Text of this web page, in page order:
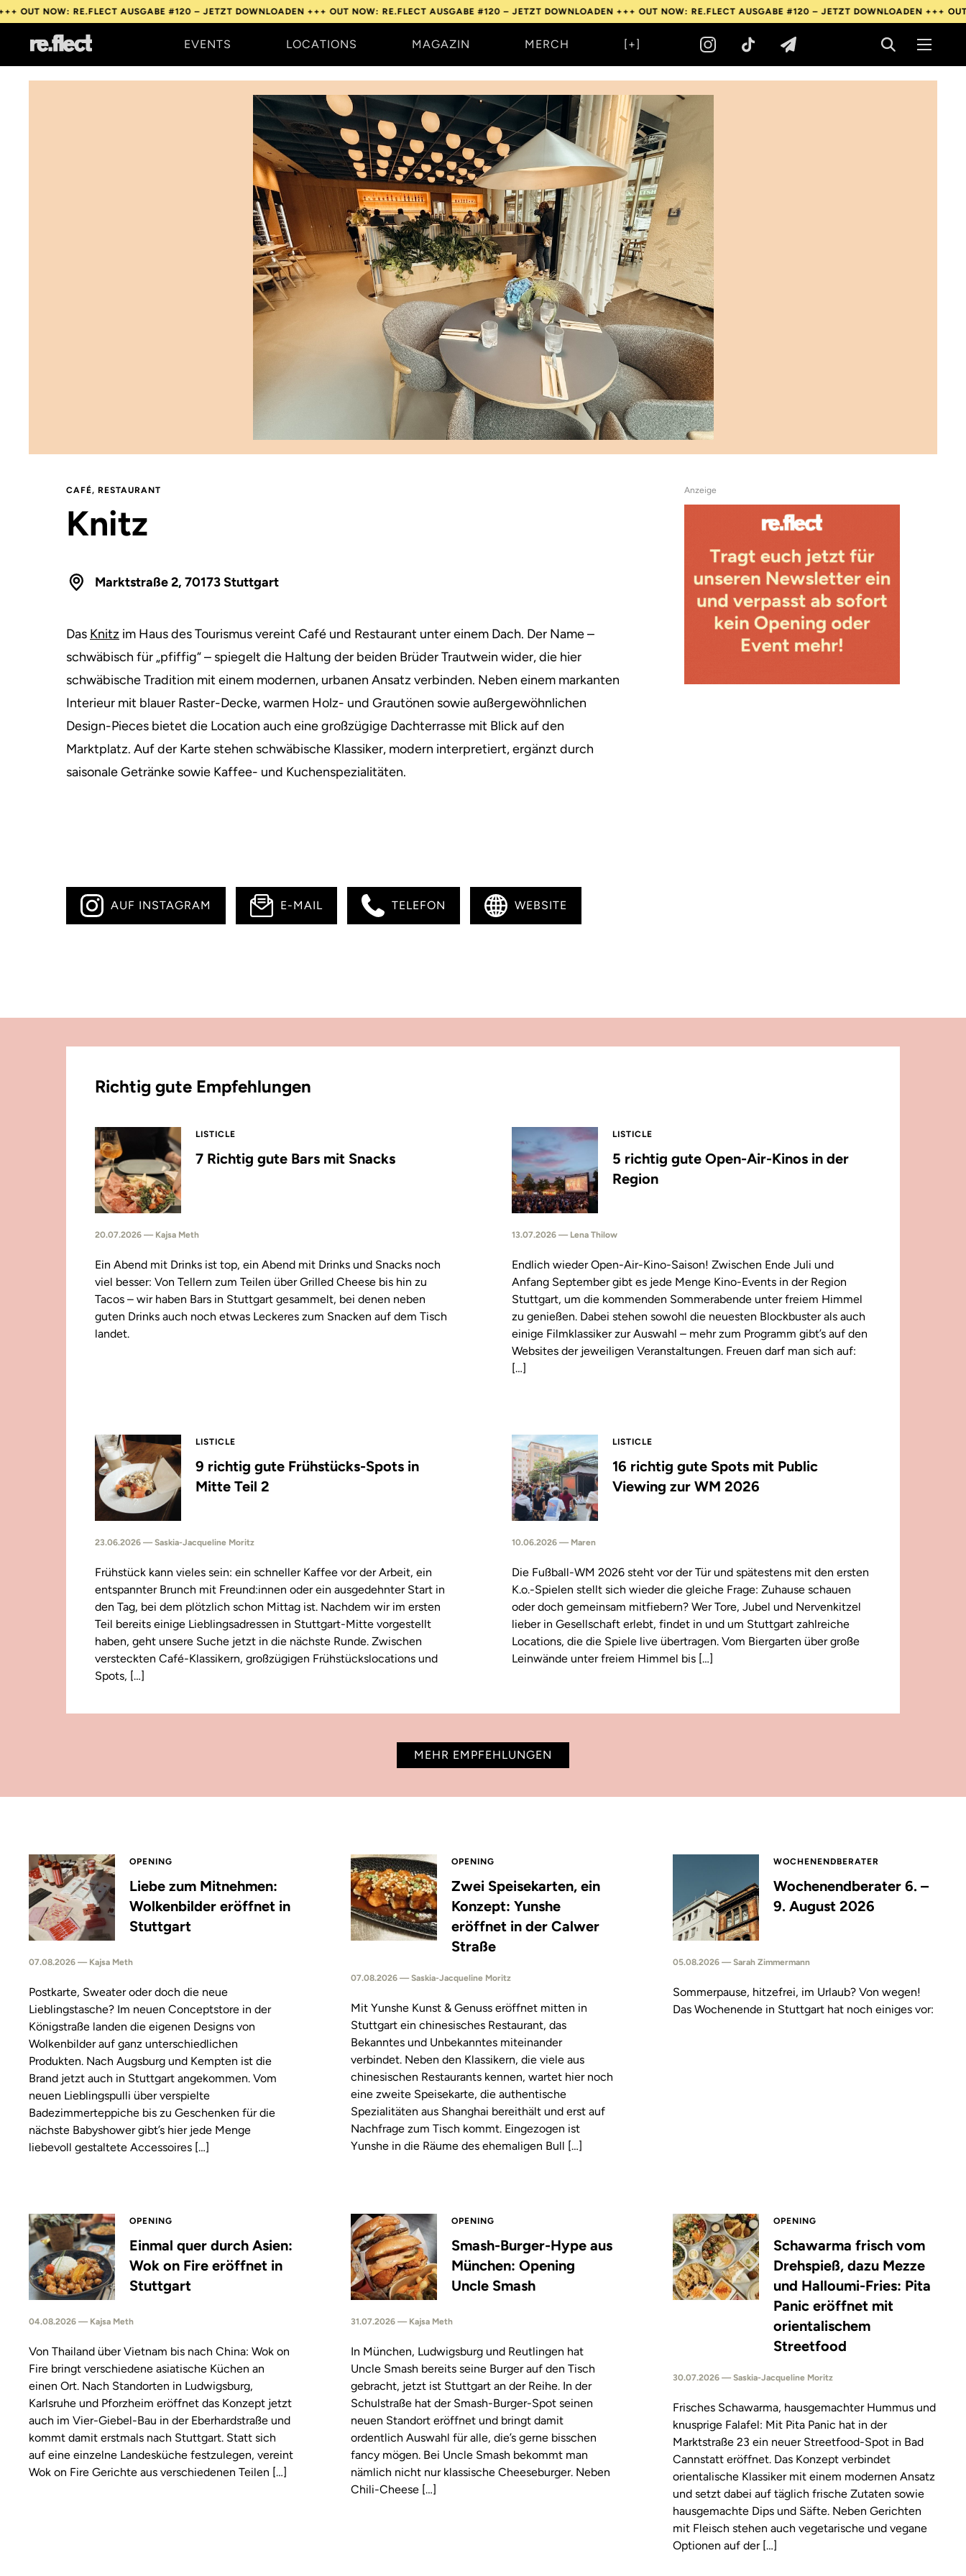
RE.FLECT AUSGABE #120 – JETZT DOWNLOADEN +++OUT NOW: RE.FLECT AUSGABE #120 – JETZT DOWNLOADEN +++OUT NOW: RE.FLECT AUSGABE #120 – JETZT DOWNLOADEN +++OUT NOW:
EVENTS LOCATIONS MAGAZIN MERCH [+]
CAFÉ, RESTAURANT
Knitz
Marktstraße 2, 70173 Stuttgart
Das Knitz im Haus des Tourismus vereint Café und Restaurant unter einem Dach. Der Name –
schwäbisch für „pfiffig“ – spiegelt die Haltung der beiden Brüder Trautwein wider, die hier
schwäbische Tradition mit einem modernen, urbanen Ansatz verbinden. Neben einem markanten
Interieur mit blauer Raster-Decke, warmen Holz- und Grautönen sowie außergewöhnlichen
Design-Pieces bietet die Location auch eine großzügige Dachterrasse mit Blick auf den
Marktplatz. Auf der Karte stehen schwäbische Klassiker, modern interpretiert, ergänzt durch
saisonale Getränke sowie Kaffee- und Kuchenspezialitäten.
AUF INSTAGRAM E-MAIL TELEFON WEBSITE
Anzeige
Richtig gute Empfehlungen
LISTICLE
7 Richtig gute Bars mit Snacks
20.07.2026 — Kajsa Meth
Ein Abend mit Drinks ist top, ein Abend mit Drinks und Snacks noch
viel besser: Von Tellern zum Teilen über Grilled Cheese bis hin zu
Tacos – wir haben Bars in Stuttgart gesammelt, bei denen neben
guten Drinks auch noch etwas Leckeres zum Snacken auf dem Tisch
landet.
LISTICLE
5 richtig gute Open-Air-Kinos in der
Region
13.07.2026 — Lena Thilow
Endlich wieder Open-Air-Kino-Saison! Zwischen Ende Juli und
Anfang September gibt es jede Menge Kino-Events in der Region
Stuttgart, um die kommenden Sommerabende unter freiem Himmel
zu genießen. Dabei stehen sowohl die neuesten Blockbuster als auch
einige Filmklassiker zur Auswahl – mehr zum Programm gibt’s auf den
Websites der jeweiligen Veranstaltungen. Freuen darf man sich auf:
[…]
LISTICLE
9 richtig gute Frühstücks-Spots in
Mitte Teil 2
23.06.2026 — Saskia-Jacqueline Moritz
Frühstück kann vieles sein: ein schneller Kaffee vor der Arbeit, ein
entspannter Brunch mit Freund:innen oder ein ausgedehnter Start in
den Tag, bei dem plötzlich schon Mittag ist. Nachdem wir im ersten
Teil bereits einige Lieblingsadressen in Stuttgart-Mitte vorgestellt
haben, geht unsere Suche jetzt in die nächste Runde. Zwischen
versteckten Café-Klassikern, großzügigen Frühstückslocations und
Spots, […]
LISTICLE
16 richtig gute Spots mit Public
Viewing zur WM 2026
10.06.2026 — Maren
Die Fußball-WM 2026 steht vor der Tür und spätestens mit den ersten
K.o.-Spielen stellt sich wieder die gleiche Frage: Zuhause schauen
oder doch gemeinsam mitfiebern? Wer Tore, Jubel und Nervenkitzel
lieber in Gesellschaft erlebt, findet in und um Stuttgart zahlreiche
Locations, die die Spiele live übertragen. Vom Biergarten über große
Leinwände unter freiem Himmel bis […]
MEHR EMPFEHLUNGEN
OPENING
Liebe zum Mitnehmen:
Wolkenbilder eröffnet in
Stuttgart
07.08.2026 — Kajsa Meth
Postkarte, Sweater oder doch die neue
Lieblingstasche? Im neuen Conceptstore in der
Königstraße landen die eigenen Designs von
Wolkenbilder auf ganz unterschiedlichen
Produkten. Nach Augsburg und Kempten ist die
Brand jetzt auch in Stuttgart angekommen. Vom
neuen Lieblingspulli über verspielte
Badezimmerteppiche bis zu Geschenken für die
nächste Babyshower gibt’s hier jede Menge
liebevoll gestaltete Accessoires […]
OPENING
Zwei Speisekarten, ein
Konzept: Yunshe
eröffnet in der Calwer
Straße
07.08.2026 — Saskia-Jacqueline Moritz
Mit Yunshe Kunst & Genuss eröffnet mitten in
Stuttgart ein chinesisches Restaurant, das
Bekanntes und Unbekanntes miteinander
verbindet. Neben den Klassikern, die viele aus
chinesischen Restaurants kennen, wartet hier noch
eine zweite Speisekarte, die authentische
Spezialitäten aus Shanghai bereithält und erst auf
Nachfrage zum Tisch kommt. Eingezogen ist
Yunshe in die Räume des ehemaligen Bull […]
WOCHENENDBERATER
Wochenendberater 6. –
9. August 2026
05.08.2026 — Sarah Zimmermann
Sommerpause, hitzefrei, im Urlaub? Von wegen!
Das Wochenende in Stuttgart hat noch einiges vor:
OPENING
Einmal quer durch Asien:
Wok on Fire eröffnet in
Stuttgart
04.08.2026 — Kajsa Meth
Von Thailand über Vietnam bis nach China: Wok on
Fire bringt verschiedene asiatische Küchen an
einen Ort. Nach Standorten in Ludwigsburg,
Karlsruhe und Pforzheim eröffnet das Konzept jetzt
auch im Vier-Giebel-Bau in der Eberhardstraße und
kommt damit erstmals nach Stuttgart. Statt sich
auf eine einzelne Landesküche festzulegen, vereint
Wok on Fire Gerichte aus verschiedenen Teilen […]
OPENING
Smash-Burger-Hype aus
München: Opening
Uncle Smash
31.07.2026 — Kajsa Meth
In München, Ludwigsburg und Reutlingen hat
Uncle Smash bereits seine Burger auf den Tisch
gebracht, jetzt ist Stuttgart an der Reihe. In der
Schulstraße hat der Smash-Burger-Spot seinen
neuen Standort eröffnet und bringt damit
ordentlich Auswahl für alle, die’s gerne bisschen
fancy mögen. Bei Uncle Smash bekommt man
nämlich nicht nur klassische Cheeseburger. Neben
Chili-Cheese […]
OPENING
Schawarma frisch vom
Drehspieß, dazu Mezze
und Halloumi-Fries: Pita
Panic eröffnet mit
orientalischem
Streetfood
30.07.2026 — Saskia-Jacqueline Moritz
Frisches Schawarma, hausgemachter Hummus und
knusprige Falafel: Mit Pita Panic hat in der
Marktstraße 23 ein neuer Streetfood-Spot in Bad
Cannstatt eröffnet. Das Konzept verbindet
orientalische Klassiker mit einem modernen Ansatz
und setzt dabei auf täglich frische Zutaten sowie
hausgemachte Dips und Säfte. Neben Gerichten
mit Fleisch stehen auch vegetarische und vegane
Optionen auf der […]